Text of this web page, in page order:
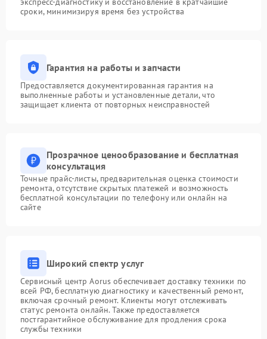
сроки, минимизируя время без устройства
Гарантия на работы и запчасти
Предоставляется документированная гарантия на
выполненные работы и установленные детали, что
защищает клиента от повторных неисправностей
Прозрачное ценообразование и бесплатная
консультация
Точные прайс-листы, предварительная оценка стоимости
ремонта, отсутствие скрытых платежей и возможность
бесплатной консультации по телефону или онлайн на
сайте
Широкий спектр услуг
Сервисный центр Aorus обеспечивает доставку техники по
всей РФ, бесплатную диагностику и качественный ремонт,
включая срочный ремонт. Клиенты могут отслеживать
статус ремонта онлайн. Также предоставляется
постгарантийное обслуживание для продления срока
службы техники